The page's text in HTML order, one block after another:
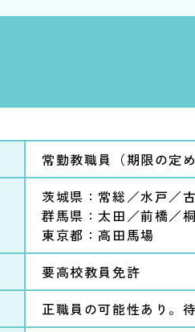
常勤教職員 （期限の定
茨城県：常総／水戸／
群馬県：太田／前橋／
東京都：高田馬場
要高校教員免許
正職員の可能性あり。